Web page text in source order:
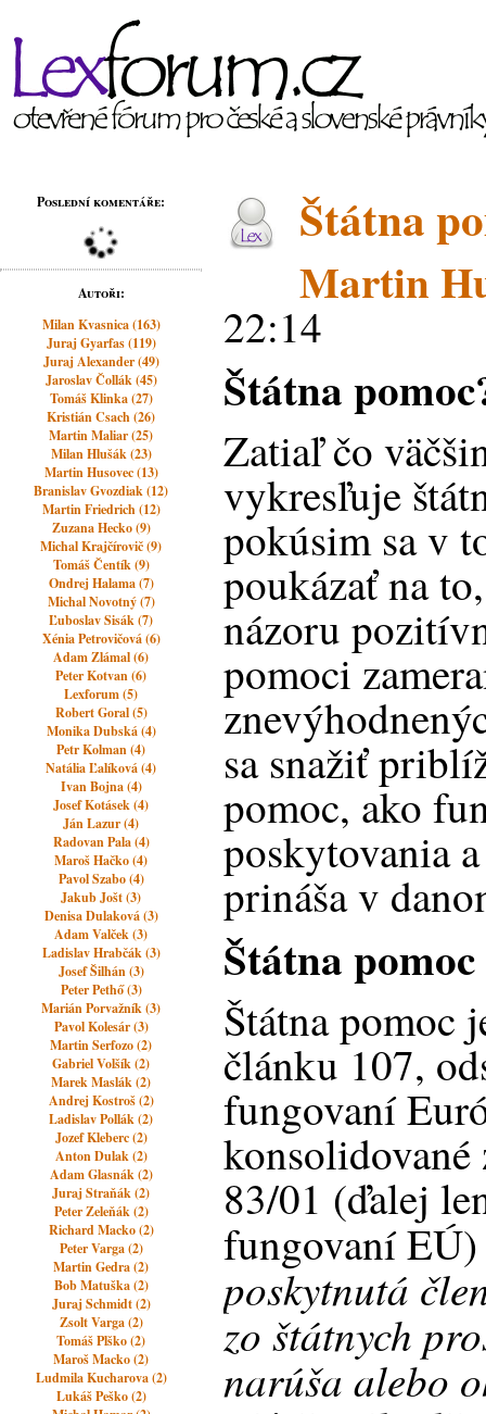
Poslední komentáře:
Autoři:
Milan Kvasnica (163)
Juraj Gyarfas (119)
Juraj Alexander (49)
Jaroslav Čollák (45)
Tomáš Klinka (27)
Kristián Csach (26)
Martin Maliar (25)
Milan Hlušák (23)
Martin Husovec (13)
Branislav Gvozdiak (12)
Martin Friedrich (12)
Zuzana Hecko (9)
Michal Krajčírovič (9)
Tomáš Čentík (9)
Ondrej Halama (7)
Michal Novotný (7)
Ľuboslav Sisák (7)
Xénia Petrovičová (6)
Adam Zlámal (6)
Peter Kotvan (6)
Lexforum (5)
Robert Goral (5)
Monika Dubská (4)
Petr Kolman (4)
Natália Ľalíková (4)
Ivan Bojna (4)
Josef Kotásek (4)
Ján Lazur (4)
Radovan Pala (4)
Maroš Hačko (4)
Pavol Szabo (4)
Jakub Jošt (3)
Denisa Dulaková (3)
Adam Valček (3)
Ladislav Hrabčák (3)
Josef Šilhán (3)
Peter Pethő (3)
Marián Porvažník (3)
Pavol Kolesár (3)
Martin Serfozo (2)
Gabriel Volšík (2)
Marek Maslák (2)
Andrej Kostroš (2)
Ladislav Pollák (2)
Jozef Kleberc (2)
Anton Dulak (2)
Adam Glasnák (2)
Juraj Straňák (2)
Peter Zeleňák (2)
Richard Macko (2)
Peter Varga (2)
Martin Gedra (2)
Bob Matuška (2)
Juraj Schmidt (2)
Zsolt Varga (2)
Tomáš Plško (2)
Maroš Macko (2)
Ludmila Kucharova (2)
Lukáš Peško (2)
Štátna
Martin
22:14
Štátna
Zatiaľ čo
vykresľuje
pokúsim sa v
poukázať na
názoru
pomoci
sa snažiť
pomoc, ako
poskytovania
prináša v
Štátna pomoc
Štátna pomoc
článku 107,
fungovaní
83/01 (ďalej
fungovaní EÚ)
poskytnutá
zo štátnych
narúša alebo